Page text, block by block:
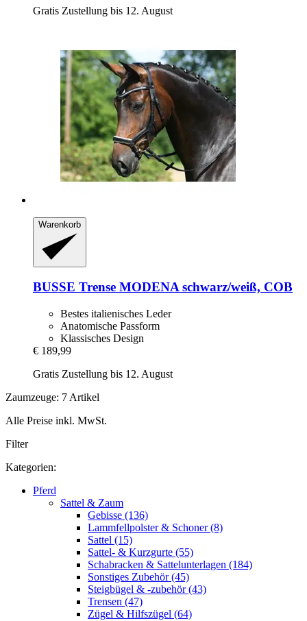
Gratis Zustellung bis 12. August
Warenkorb
BUSSE Trense MODENA schwarz/weiß, COB
Bestes italienisches Leder
Anatomische Passform
Klassisches Design
€ 189,99
Gratis Zustellung bis 12. August
Zaumzeuge: 7 Artikel
Alle Preise inkl. MwSt.
Filter
Kategorien:
Pferd
Sattel & Zaum
Gebisse (136)
Lammfellpolster & Schoner (8)
Sattel (15)
Sattel- & Kurzgurte (55)
Schabracken & Sattelunterlagen (184)
Sonstiges Zubehör (45)
Steigbügel & -zubehör (43)
Trensen (47)
Zügel & Hilfszügel (64)